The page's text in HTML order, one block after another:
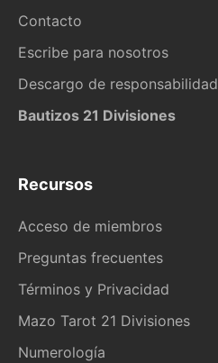
Contacto
Escribe para nosotros
Descargo de responsabilidad
Bautizos 21 Divisiones
Recursos
Acceso de miembros
Preguntas frecuentes
Términos y Privacidad
Mazo Tarot 21 Divisiones
Numerología